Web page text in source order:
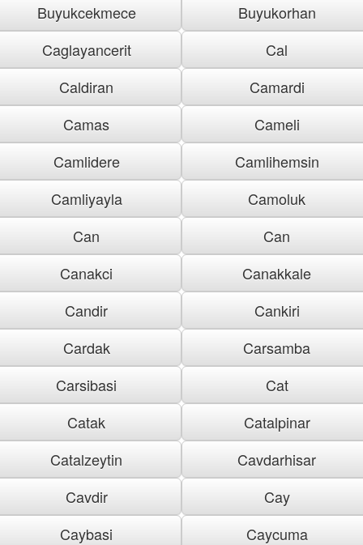
Buyukcekmece
Buyukorhan
Caglayancerit
Cal
Caldiran
Camardi
Camas
Cameli
Camlidere
Camlihemsin
Camliyayla
Camoluk
Can
Can
Canakci
Canakkale
Candir
Cankiri
Cardak
Carsamba
Carsibasi
Cat
Catak
Catalpinar
Catalzeytin
Cavdarhisar
Cavdir
Cay
Caybasi
Caycuma